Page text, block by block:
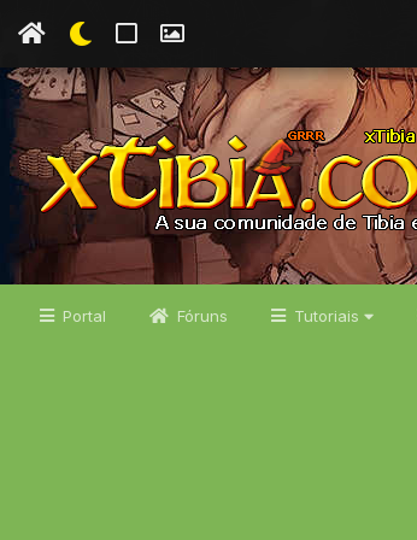
Portal Fóruns Tutoriais